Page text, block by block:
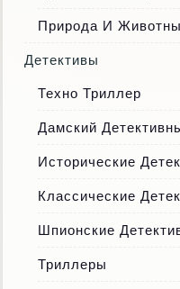
Природа И
Детективы
Техно Триллер
Дамский
Исторические
Классические
Шпионские
Триллеры